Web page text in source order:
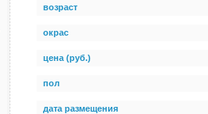
возраст
окрас
цена (руб.)
пол
дата размещения